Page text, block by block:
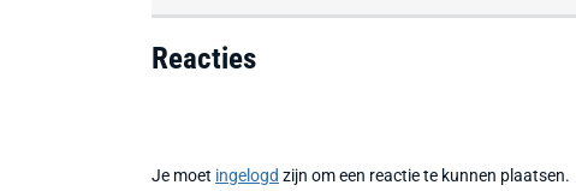
Reacties
Je moet ingelogd zijn om een reactie te kunnen plaatsen.